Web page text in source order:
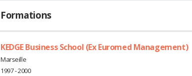
Formations
KEDGE Business School (Ex Euromed Management)
Marseille
1997 - 2000